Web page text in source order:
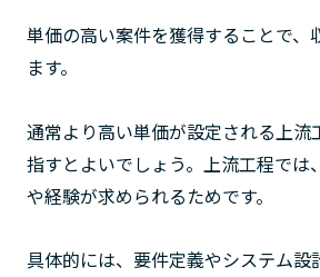
単価の高い案件を獲得することで、
ます。
通常より高い単価が設定される上流
指すとよいでしょう。上流工程では
や経験が求められるためです。
具体的には、要件定義やシステム設